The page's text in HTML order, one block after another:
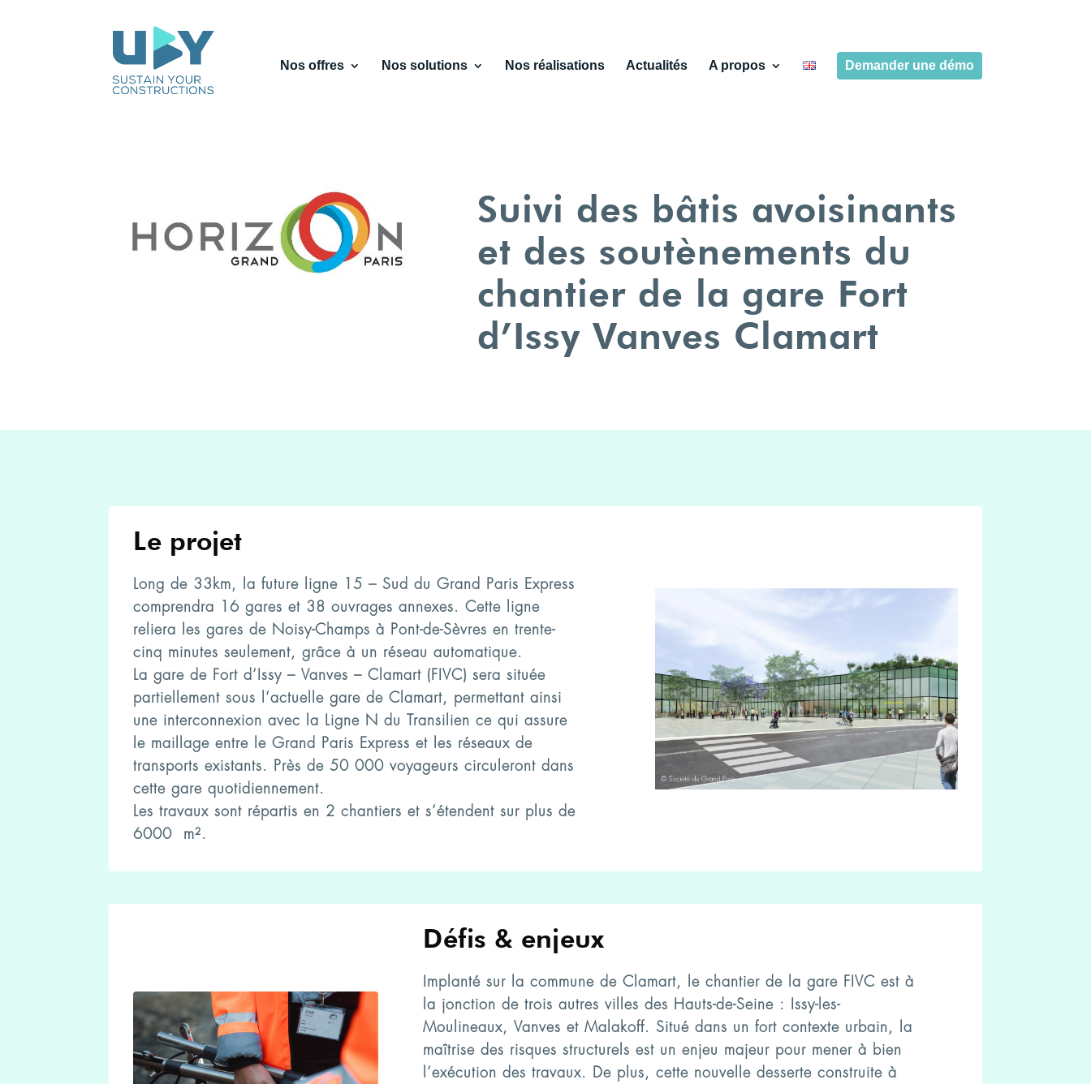
Nos offres Nos solutions Nos réalisations Actualités A propos Demander une démo
Suivi des bâtis avoisinants
et des soutènements du
chantier de la gare Fort
d’Issy Vanves Clamart
Le projet
Long de 33km, la future ligne 15 – Sud du Grand Paris Express
comprendra 16 gares et 38 ouvrages annexes. Cette ligne
reliera les gares de Noisy-Champs à Pont-de-Sèvres en trente-
cinq minutes seulement, grâce à un réseau automatique.
La gare de Fort d’Issy – Vanves – Clamart (FIVC) sera située
partiellement sous l’actuelle gare de Clamart, permettant ainsi
une interconnexion avec la Ligne N du Transilien ce qui assure
le maillage entre le Grand Paris Express et les réseaux de
transports existants. Près de 50 000 voyageurs circuleront dans
cette gare quotidiennement.
Les travaux sont répartis en 2 chantiers et s’étendent sur plus de
6000 m².
Défis & enjeux
Implanté sur la commune de Clamart, le chantier de la gare FIVC est à
la jonction de trois autres villes des Hauts-de-Seine : Issy-les-
Moulineaux, Vanves et Malakoff. Situé dans un fort contexte urbain, la
maîtrise des risques structurels est un enjeu majeur pour mener à bien
l’exécution des travaux. De plus, cette nouvelle desserte construite à